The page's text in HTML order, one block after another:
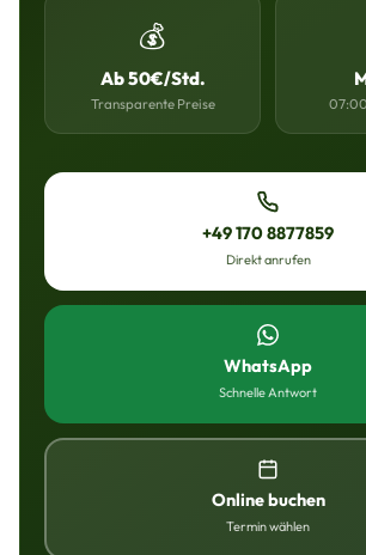
💰
Ab 50€/Std.
Transparente Preise
+49 170 8877859
Direkt anrufen
WhatsApp
Schnelle Antwort
Online buchen
Termin wählen